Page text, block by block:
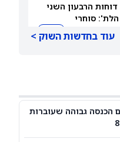
הרבעון השני
סוחרי
האופציות נערכים לתנועה של 14.5%
עם הכנסה גבוהה
של 8%
GPIQ
JEPQ
עוד בחדשות השוק >
הכנסה גבוהה שעוברות